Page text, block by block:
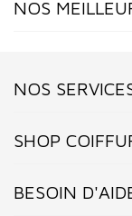
NOS
NOS
SHOP
BESOIN